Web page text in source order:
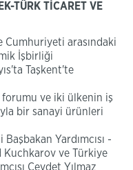
TÜRK TİCARET VE
arasındaki
İşbirliği
Taşkent'te
forumu ve iki ülkenin iş
bir sanayi ürünleri
Yardımcısı -
Kuchkarov ve Türkiye
Cevdet Yılmaz